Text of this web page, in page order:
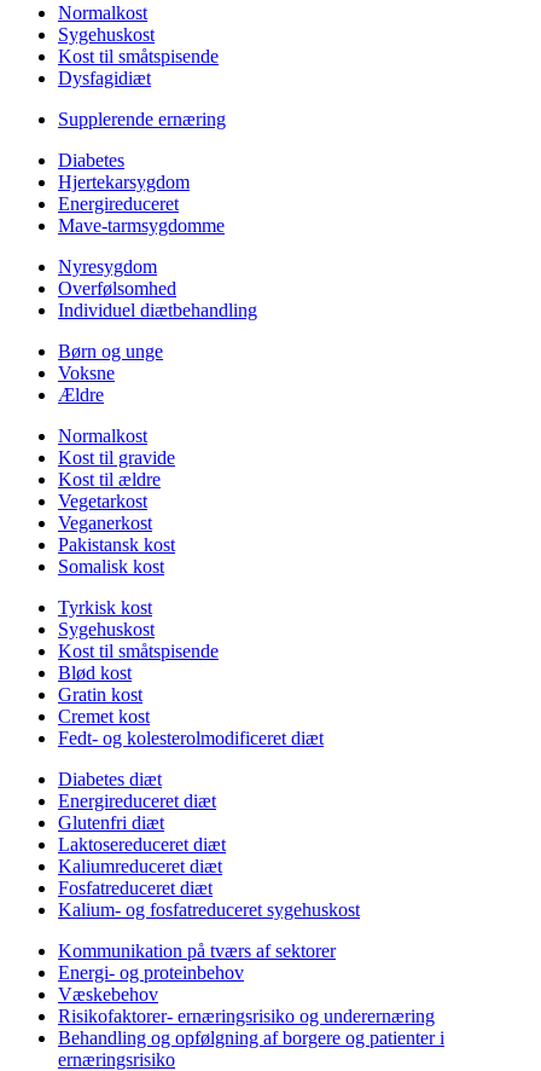
Normalkost
Sygehuskost
Kost til småtspisende
Dysfagidiæt
Supplerende ernæring
Diabetes
Hjertekarsygdom
Energireduceret
Mave-tarmsygdomme
Nyresygdom
Overfølsomhed
Individuel diætbehandling
Børn og unge
Voksne
Ældre
Normalkost
Kost til gravide
Kost til ældre
Vegetarkost
Veganerkost
Pakistansk kost
Somalisk kost
Tyrkisk kost
Sygehuskost
Kost til småtspisende
Blød kost
Gratin kost
Cremet kost
Fedt- og kolesterolmodificeret diæt
Diabetes diæt
Energireduceret diæt
Glutenfri diæt
Laktosereduceret diæt
Kaliumreduceret diæt
Fosfatreduceret diæt
Kalium- og fosfatreduceret sygehuskost
Kommunikation på tværs af sektorer
Energi- og proteinbehov
Væskebehov
Risikofaktorer- ernæringsrisiko og underernæring
Behandling og opfølgning af borgere og patienter i
ernæringsrisiko